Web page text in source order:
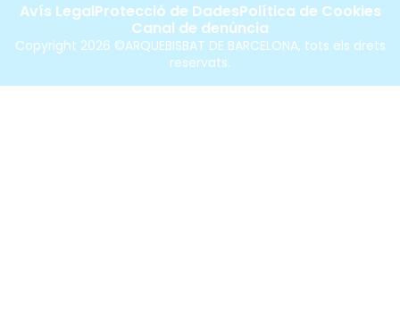
Copyright 2026 ©ARQUEBISBAT DE BARCELONA, tots els drets
reservats.
Avís LegalProtecció de DadesPolítica de Cookies
Canal de denúncia